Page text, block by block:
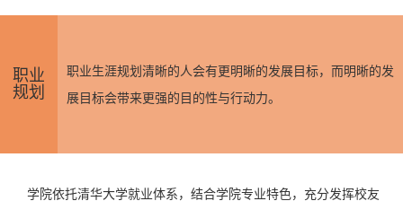
职业
规划
职业生涯规划清晰的人会有更明晰的发展目标，而明晰的发
展目标会带来更强的目的性与行动力。
学院依托清华大学就业体系，结合学院专业特色，充分发挥校友